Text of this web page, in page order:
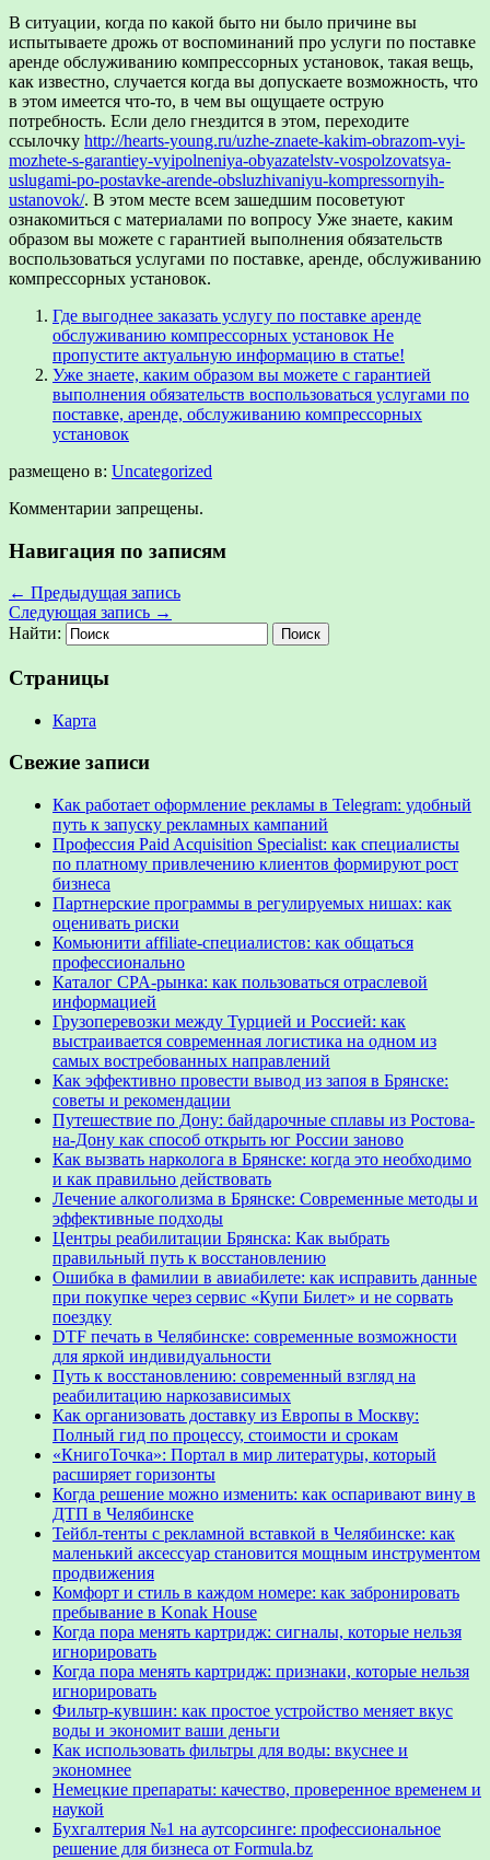
В ситуации, когда по какой быто ни было причине вы
испытываете дрожь от воспоминаний про услуги по поставке
аренде обслуживанию компрессорных установок, такая вещь,
как известно, случается когда вы допускаете возможность, что
в этом имеется что-то, в чем вы ощущаете острую
потребность. Если дело гнездится в этом, переходите
ссылочку http://hearts-young.ru/uzhe-znaete-kakim-obrazom-vyi-
mozhete-s-garantiey-vyipolneniya-obyazatelstv-vospolzovatsya-
uslugami-po-postavke-arende-obsluzhivaniyu-kompressornyih-
ustanovok/. В этом месте всем зашедшим посоветуют
ознакомиться с материалами по вопросу Уже знаете, каким
образом вы можете с гарантией выполнения обязательств
воспользоваться услугами по поставке, аренде, обслуживанию
компрессорных установок.
Где выгоднее заказать услугу по поставке аренде
обслуживанию компрессорных установок Не
пропустите актуальную информацию в статье!
Уже знаете, каким образом вы можете с гарантией
выполнения обязательств воспользоваться услугами по
поставке, аренде, обслуживанию компрессорных
установок
размещено в: Uncategorized
Комментарии запрещены.
Навигация по записям
← Предыдущая запись
Следующая запись →
Найти:
Страницы
Карта
Свежие записи
Как работает оформление рекламы в Telegram: удобный
путь к запуску рекламных кампаний
Профессия Paid Acquisition Specialist: как специалисты
по платному привлечению клиентов формируют рост
бизнеса
Партнерские программы в регулируемых нишах: как
оценивать риски
Комьюнити affiliate-специалистов: как общаться
профессионально
Каталог CPA-рынка: как пользоваться отраслевой
информацией
Грузоперевозки между Турцией и Россией: как
выстраивается современная логистика на одном из
самых востребованных направлений
Как эффективно провести вывод из запоя в Брянске:
советы и рекомендации
Путешествие по Дону: байдарочные сплавы из Ростова-
на-Дону как способ открыть юг России заново
Как вызвать нарколога в Брянске: когда это необходимо
и как правильно действовать
Лечение алкоголизма в Брянске: Современные методы и
эффективные подходы
Центры реабилитации Брянска: Как выбрать
правильный путь к восстановлению
Ошибка в фамилии в авиабилете: как исправить данные
при покупке через сервис «Купи Билет» и не сорвать
поездку
DTF печать в Челябинске: современные возможности
для яркой индивидуальности
Путь к восстановлению: современный взгляд на
реабилитацию наркозависимых
Как организовать доставку из Европы в Москву:
Полный гид по процессу, стоимости и срокам
«КнигоТочка»: Портал в мир литературы, который
расширяет горизонты
Когда решение можно изменить: как оспаривают вину в
ДТП в Челябинске
Тейбл-тенты с рекламной вставкой в Челябинске: как
маленький аксессуар становится мощным инструментом
продвижения
Комфорт и стиль в каждом номере: как забронировать
пребывание в Konak House
Когда пора менять картридж: сигналы, которые нельзя
игнорировать
Когда пора менять картридж: признаки, которые нельзя
игнорировать
Фильтр-кувшин: как простое устройство меняет вкус
воды и экономит ваши деньги
Как использовать фильтры для воды: вкуснее и
экономнее
Немецкие препараты: качество, проверенное временем и
наукой
Бухгалтерия №1 на аутсорсинге: профессиональное
решение для бизнеса от Formula.bz